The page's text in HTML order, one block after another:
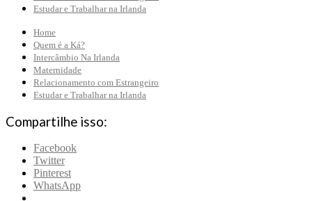
Estudar e Trabalhar na Irlanda
Home
Quem é a Ká?
Intercâmbio Na Irlanda
Maternidade
Relacionamento com Estrangeiro
Estudar e Trabalhar na Irlanda
Compartilhe isso:
Facebook
Twitter
Pinterest
WhatsApp